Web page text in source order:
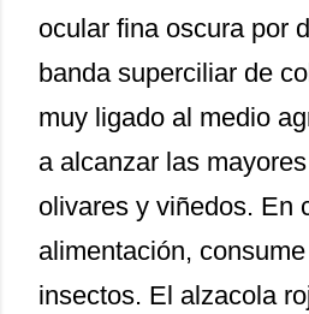
ocular fina oscura por
banda superciliar de
muy ligado al medio
a alcanzar las
olivares y viñedos. En
alimentación,
insectos. El alzacola